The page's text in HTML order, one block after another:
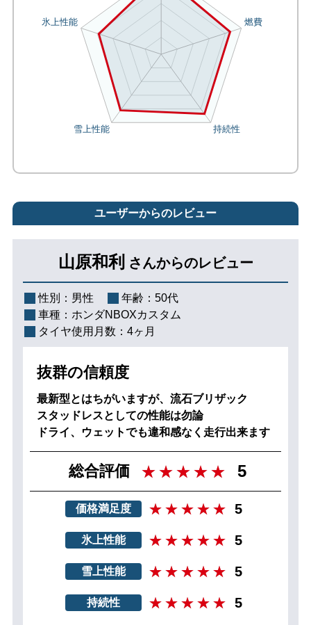
ユーザーからのレビュー
山原和利 さんからのレビュー
性別： 男性 年齢： 50代
車種： ホンダNBOXカスタム
タイヤ使用月数： 4ヶ月
抜群の信頼度
最新型とはちがいますが、流石ブリザック
スタッドレスとしての性能は勿論
ドライ、ウェットでも違和感なく走行出来ます
総合評価 5
価格満足度 5
氷上性能 5
雪上性能 5
持続性 5